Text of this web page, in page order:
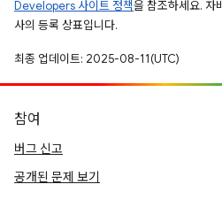
Developers 사이트 정책을 참조하세요.
사의 등록 상표입니다.
최종 업데이트: 2025-08-11(UTC)
참여
버그 신고
공개된 문제 보기